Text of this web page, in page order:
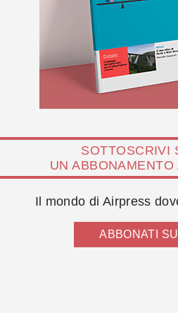
SOTTOSCRIVI
UN ABBONAMENTO
Il mondo di Airpress
ABBONATI